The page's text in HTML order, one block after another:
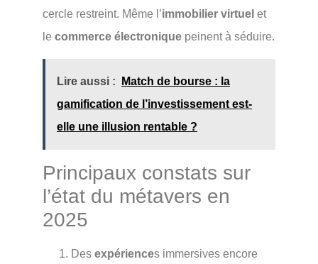
cercle restreint. Même l’immobilier virtuel et
le commerce électronique peinent à séduire.
Lire aussi :
Match de bourse : la
gamification de l’investissement est-
elle une illusion rentable ?
Principaux constats sur
l’état du métavers en
2025
Des expériences immersives encore